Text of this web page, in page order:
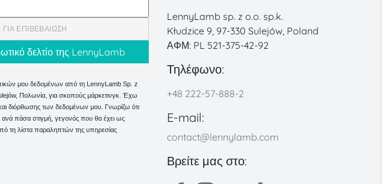
ΕΠΙΒΕΒΑΊΩΣΗ
μου δεδομένων από τη LennyLamb Sp. z
Πολωνία, για σκοπούς μάρκετινγκ. Έχω
διόρθωσης των δεδομένων μου. Γνωρίζω ότι
πάσα στιγμή, γεγονός που θα έχει ως
τη λίστα παραληπτών της υπηρεσίας
LennyLamb sp. z o.o. sp.k.
Kłudzice 9, 97-330 Sulejów, Poland
ΑΦΜ: PL 521-375-42-92
Τηλέφωνο:
+48 222-57-888-2
E-mail:
contact@lennylamb.com
Βρείτε μας στο: